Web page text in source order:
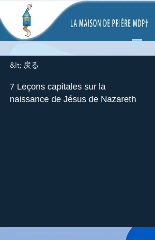
&lt; 戻る
7 Leçons capitales sur la
naissance de Jésus de Nazareth